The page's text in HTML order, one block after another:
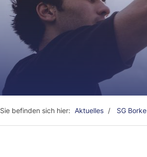
Sie befinden sich hier: Aktuelles SG